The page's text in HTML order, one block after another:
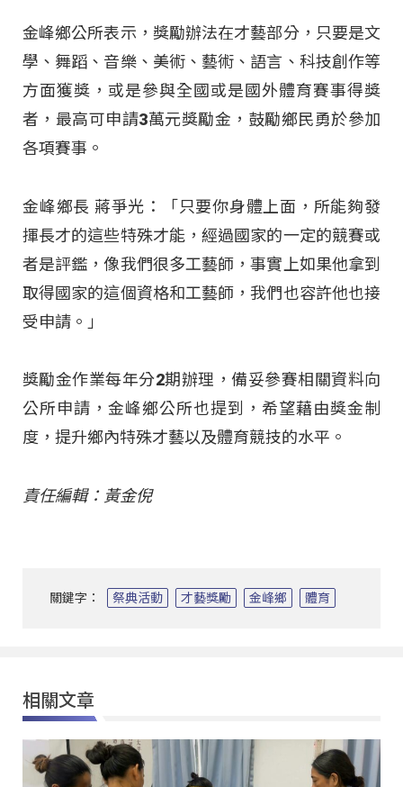
金峰鄉公所表示，獎勵辦法在才藝部分，只要是文
學、舞蹈、音樂、美術、藝術、語言、科技創作等
方面獲獎，或是參與全國或是國外體育賽事得獎
者，最高可申請3萬元獎勵金，鼓勵鄉民勇於參加
各項賽事。
金峰鄉長 蔣爭光：「只要你身體上面，所能夠發
揮長才的這些特殊才能，經過國家的一定的競賽或
者是評鑑，像我們很多工藝師，事實上如果他拿到
取得國家的這個資格和工藝師，我們也容許他也接
受申請。」
獎勵金作業每年分2期辦理，備妥參賽相關資料向
公所申請，金峰鄉公所也提到，希望藉由獎金制
度，提升鄉內特殊才藝以及體育競技的水平。
責任編輯：黃金倪
關鍵字： 祭典活動 才藝獎勵 金峰鄉 體育
相關文章